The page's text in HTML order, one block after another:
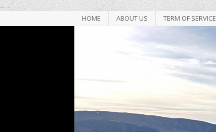
......
HOME ABOUT US TERM OF SERVICE